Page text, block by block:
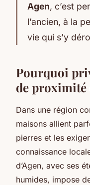
Agen, c’est
l’ancien, à la
vie qui s’y
Pourquoi
de proximité
Dans une région
maisons allient
pierres et les
connaissance
d’Agen, avec ses
humides, impose